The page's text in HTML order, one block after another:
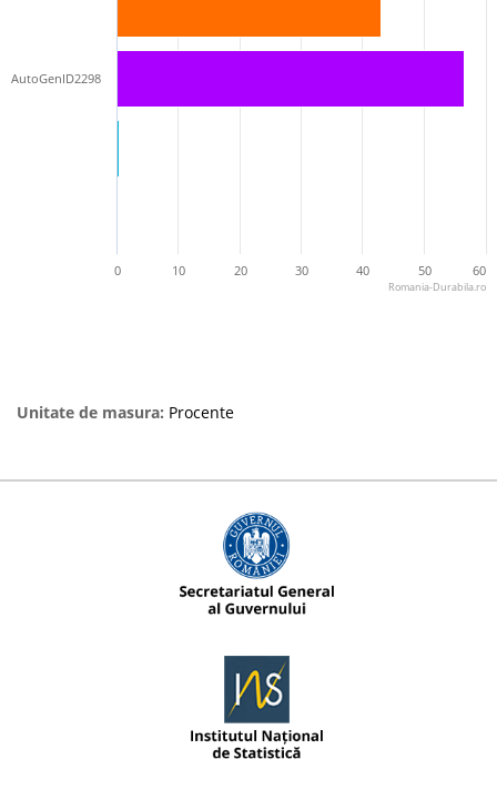
AutoGenID2298
0 10 20 30 40 50 60
Romania-Durabila.ro
Unitate de masura: Procente